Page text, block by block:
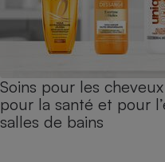
Soins pour les
pour la santé et pour
salles de bains